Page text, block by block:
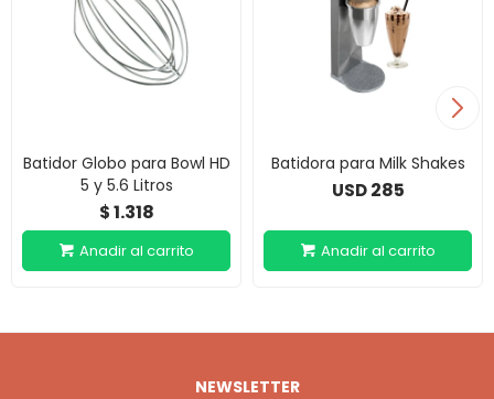
Batidor Globo para Bowl HD
5 y 5.6 Litros
$1.318
Batidora para Milk Shakes
USD 285
NEWSLETTER